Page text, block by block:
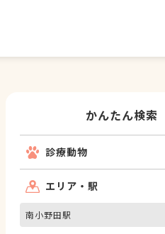
かんたん検索
診療動物
エリア・駅
南小野田駅